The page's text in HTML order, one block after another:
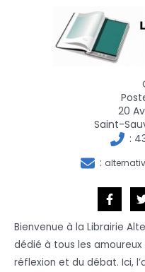
20
Saint-
:
:
Bienvenue à la Librairie
dédié à tous les
réflexion et du débat. Ici,